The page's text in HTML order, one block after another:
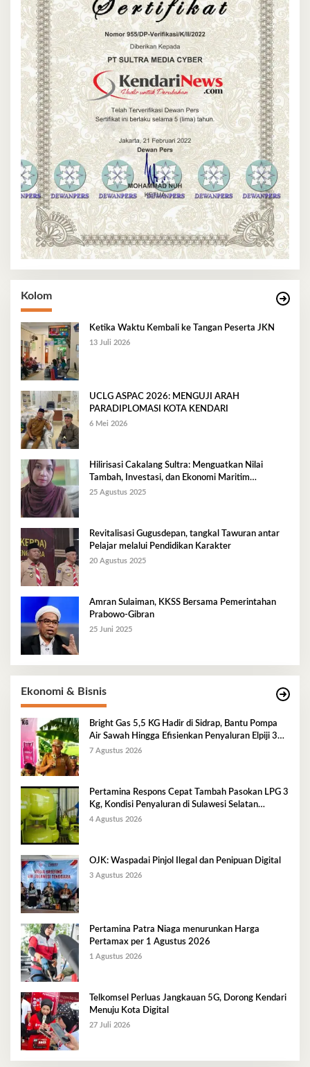
Kolom
Ketika Waktu Kembali ke Tangan Peserta JKN
13 Juli 2026
UCLG ASPAC 2026: MENGUJI ARAH
PARADIPLOMASI KOTA KENDARI
6 Mei 2026
Hilirisasi Cakalang Sultra: Menguatkan Nilai
Tambah, Investasi, dan Ekonomi Maritim
Berkelanjutan
25 Agustus 2025
Revitalisasi Gugusdepan, tangkal Tawuran antar
Pelajar melalui Pendidikan Karakter
20 Agustus 2025
Amran Sulaiman, KKSS Bersama Pemerintahan
Prabowo-Gibran
25 Juni 2025
Ekonomi & Bisnis
Bright Gas 5,5 KG Hadir di Sidrap, Bantu Pompa
Air Sawah Hingga Efisienkan Penyaluran Elpiji 3
Kg
7 Agustus 2026
Pertamina Respons Cepat Tambah Pasokan LPG 3
Kg, Kondisi Penyaluran di Sulawesi Selatan
Berlangsung Kondusif
4 Agustus 2026
OJK: Waspadai Pinjol Ilegal dan Penipuan Digital
3 Agustus 2026
Pertamina Patra Niaga menurunkan Harga
Pertamax per 1 Agustus 2026
1 Agustus 2026
Telkomsel Perluas Jangkauan 5G, Dorong Kendari
Menuju Kota Digital
27 Juli 2026